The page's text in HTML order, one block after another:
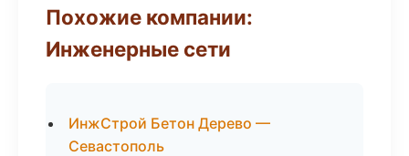
Похожие компании:
Инженерные сети
ИнжСтрой Бетон Дерево —
Севастополь